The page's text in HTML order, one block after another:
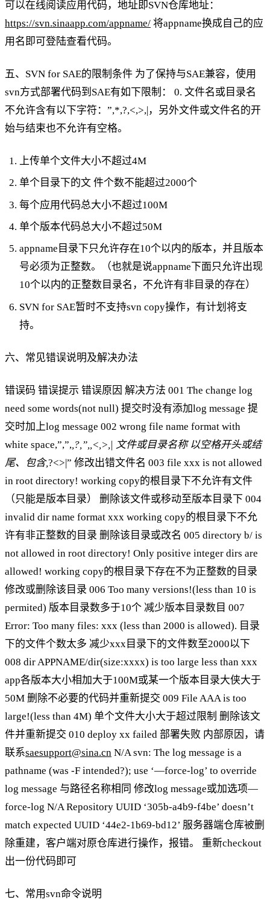
可以在线阅读应用代码，地址即SVN仓库地址：
https://svn.sinaapp.com/appname/ 将appname换成自己的应
用名即可登陆查看代码。
五、SVN for SAE的限制条件 为了保持与SAE兼容，使用
svn方式部署代码到SAE有如下限制： 0. 文件名或目录名
不允许含有以下字符：”,*,?,<,>,|，另外文件或文件名的开
始与结束也不允许有空格。
上传单个文件大小不超过4M
单个目录下的文 件个数不能超过2000个
每个应用代码总大小不超过100M
单个版本代码总大小不超过50M
appname目录下只允许存在10个以内的版本，并且版本
号必须为正整数。（也就是说appname下面只允许出现
10个以内的正整数目录名，不允许有非目录的存在）
SVN for SAE暂时不支持svn copy操作，有计划将支
持。
六、常见错误说明及解决办法
错误码 错误提示 错误原因 解决方法 001 The change log
need some words(not null) 提交时没有添加log message 提
交时加上log message 002 wrong file name format with
white space,”,”, ,?,”,,<,>,| 文件或目录名称 以空格开头或结
尾、包含,?<>|” 修改出错文件名 003 file xxx is not allowed
in root directory! working copy的根目录下不允许有文件
（只能是版本目录） 删除该文件或移动至版本目录下 004
invalid dir name format xxx working copy的根目录下不允
许有非正整数的目录 删除该目录或改名 005 directory b/ is
not allowed in root directory! Only positive integer dirs are
allowed! working copy的根目录下存在不为正整数的目录
修改或删除该目录 006 Too many versions!(less than 10 is
permited) 版本目录数多于10个 减少版本目录数目 007
Error: Too many files: xxx (less than 2000 is allowed). 目录
下的文件个数太多 减少xxx目录下的文件数至2000以下
008 dir APPNAME/dir(size:xxxx) is too large less than xxx
app各版本大小相加大于100M或某一个版本目录大侠大于
50M 删除不必要的代码并重新提交 009 File AAA is too
large!(less than 4M) 单个文件大小大于超过限制 删除该文
件并重新提交 010 deploy xx failed 部署失败 内部原因，请
联系saesupport@sina.cn N/A svn: The log message is a
pathname (was -F intended?); use ‘—force-log’ to override
log message 与路径名称相同 修改log message或加选项—
force-log N/A Repository UUID ‘305b-a4b9-f4be’ doesn’t
match expected UUID ‘44e2-1b69-bd12’ 服务器端仓库被删
除重建，客户端对原仓库进行操作，报错。 重新checkout
出一份代码即可
七、常用svn命令说明